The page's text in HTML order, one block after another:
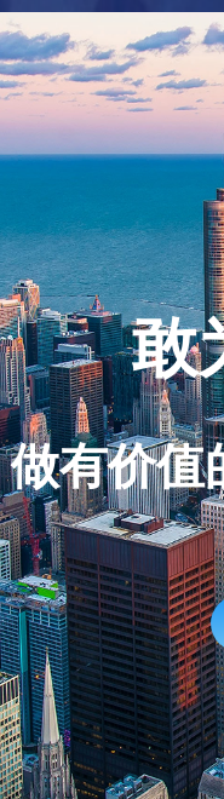
敢
做有价值